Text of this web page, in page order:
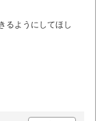
るようにしてほし